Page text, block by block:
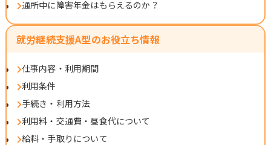
通所中に障害年金はもらえるのか？
就労継続支援A型のお役立ち情報
仕事内容・利用期間
利用条件
手続き・利用方法
利用料・交通費・昼食代について
給料・手取りについて